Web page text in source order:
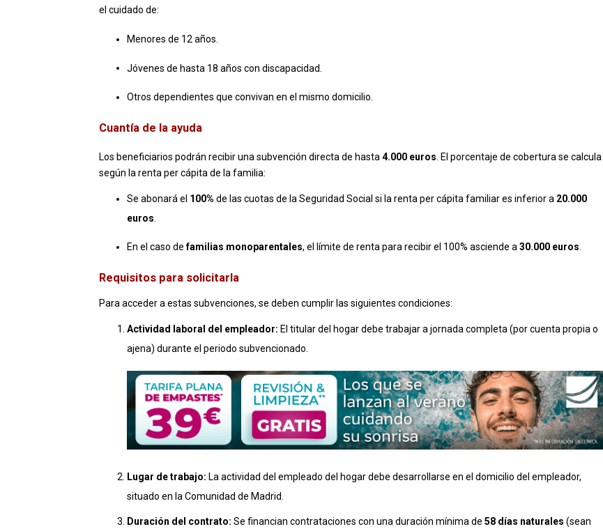
el cuidado de:
Menores de 12 años
Jóvenes de hasta 18 años con discapacidad
Otros dependientes que convivan en el mismo domicilio
Cuantía de la ayuda
Los beneficiarios podrán recibir una subvención directa de hasta 4.000 euros . El porcentaje de cobertura se calcula
según la renta per cápita de la familia:
Se abonará el 100% de las cuotas de la Seguridad Social si la renta per cápita familiar es inferior a 20.000
euros
En el caso defamilias monoparentales, el límite de renta para recibir el 100% asciende a 30.000 euros
Requisitos para solicitarla
Para acceder a estas subvenciones, se deben cumplir las siguientes condiciones:
Actividad laboral del empleador: El titular del hogar debe trabajar a jornada completa (por cuenta propia o
ajena) durante el periodo subvencionado
Lugar de trabajo: La actividad del empleado del hogar debe desarrollarse en el domicilio del empleador,
situado en la Comunidad de Madrid
Duración del contrato: Se financian contrataciones con una duración mínima de 58 días naturales (sean